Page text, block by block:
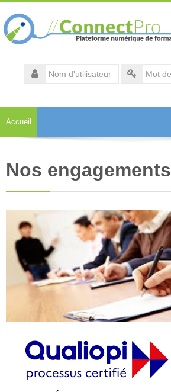
au
contenu
Nom
Accueil
Accès aux formations
Espace collaboratif
Rechercher
une
formation
Nos engagements